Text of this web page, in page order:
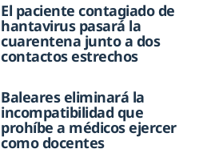
El paciente contagiado de
hantavirus pasará la
cuarentena junto a dos
contactos estrechos
Baleares eliminará la
incompatibilidad que
prohíbe a médicos ejercer
como docentes